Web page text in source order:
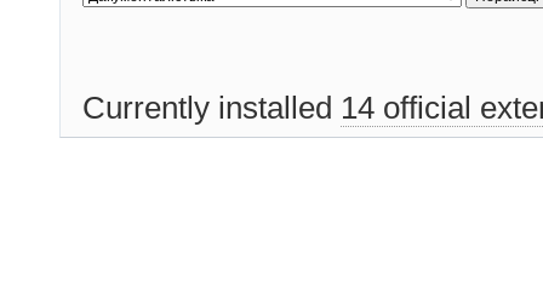
Currently installed 14 official